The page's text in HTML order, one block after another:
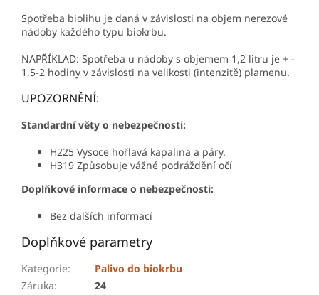
Spotřeba biolihu je daná v závislosti na objem nerezové
nádoby každého typu biokrbu.
NAPŘÍKLAD: Spotřeba u nádoby s objemem 1,2 litru je + -
1,5-2 hodiny v závislosti na velikosti (intenzitě) plamenu.
UPOZORNĚNÍ:
Standardní věty o nebezpečnosti:
H225 Vysoce hořlavá kapalina a páry.
H319 Způsobuje vážné podráždění očí
Doplňkové informace o nebezpečnosti:
Bez dalších informací
Doplňkové parametry
Kategorie:
Palivo do biokrbu
Záruka:
24